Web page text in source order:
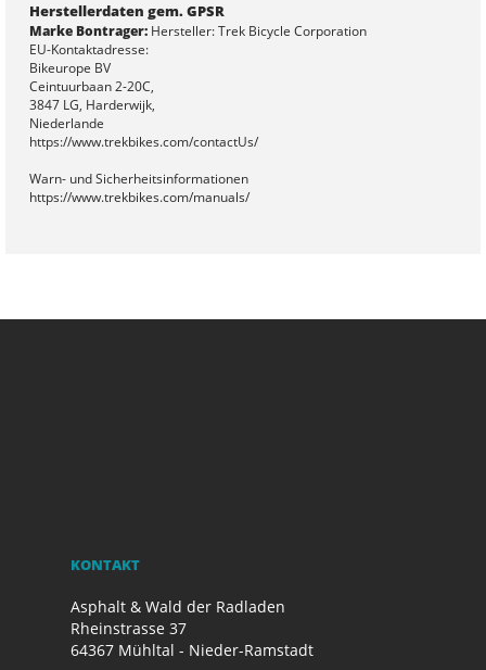
Herstellerdaten gem. GPSR
Marke Bontrager:Hersteller: Trek Bicycle Corporation
EU-Kontaktadresse:
Bikeurope BV
Ceintuurbaan 2-20C,
3847 LG, Harderwijk,
Niederlande
https://www.trekbikes.com/contactUs/
Warn- und Sicherheitsinformationen
https://www.trekbikes.com/manuals/
KONTAKT
Asphalt & Wald der Radladen
Rheinstrasse 37
64367 Mühltal - Nieder-Ramstadt